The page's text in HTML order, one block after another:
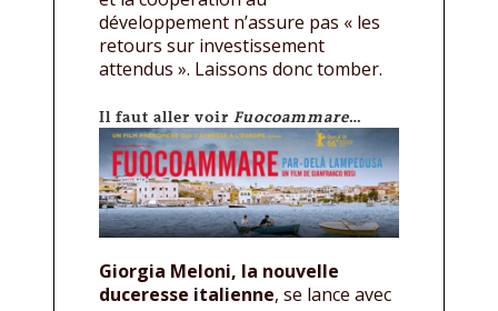
développement n’assure pas « les
retours sur investissement
attendus ». Laissons donc tomber.
Il faut aller voir Fuocoammare…
Giorgia Meloni, la nouvelle
duceresse italienne, se lance avec